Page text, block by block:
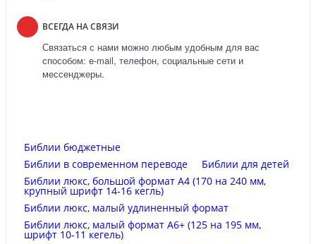
ВСЕГДА НА СВЯЗИ
Связаться с нами можно любым удобным для вас
способом: e-mail, телефон, социальные сети и
мессенджеры.
Библии бюджетные
Библии в современном переводе
Библии для детей
Библии люкс, большой формат А4 (170 на 240 мм,
крупный шрифт 14-16 кегль)
Библии люкс, малый удлиненный формат
Библии люкс, малый формат А6+ (125 на 195 мм,
шрифт 10-11 кегель)